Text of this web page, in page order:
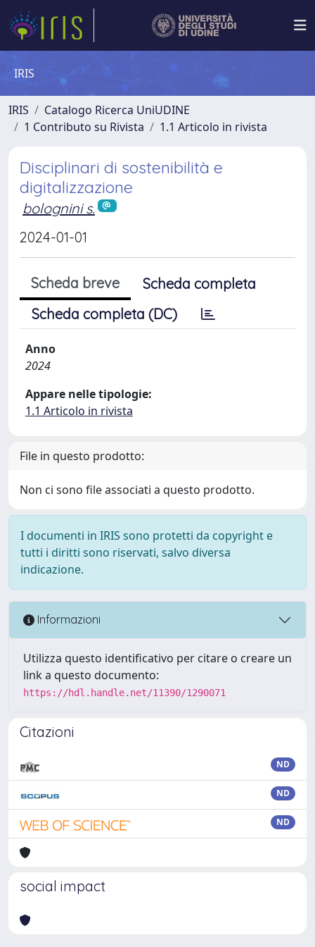
IRIS
IRIS
Catalogo Ricerca UniUDINE
1 Contributo su Rivista
1.1 Articolo in rivista
Disciplinari di sostenibilità e
digitalizzazione
bolognini s.
2024-01-01
Scheda breve
Scheda completa
Scheda completa (DC)
Anno
2024
Appare nelle tipologie:
1.1 Articolo in rivista
File in questo prodotto:
Non ci sono file associati a questo prodotto.
I documenti in IRIS sono protetti da copyright e
tutti i diritti sono riservati, salvo diversa
indicazione.
Informazioni
Utilizza questo identificativo per citare o creare un
link a questo documento:
https://hdl.handle.net/11390/1290071
Citazioni
ND
ND
ND
social impact